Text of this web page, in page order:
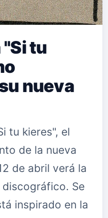
tu
nueva
tu kieres", el
de la nueva
de abril verá la
Se
inspirado en la